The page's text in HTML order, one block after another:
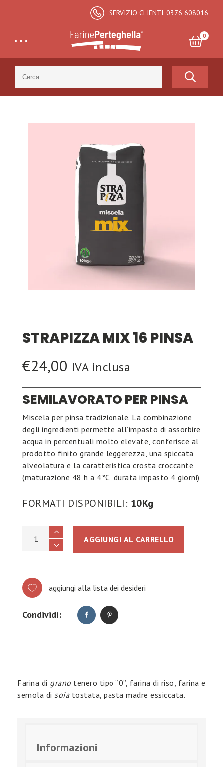
SERVIZIO CLIENTI: 0376 608016
0
Totale: €0,00
CARRELLO E CHECKOUT
Search
for:
STRAPIZZA MIX 16 PINSA
€24,00 IVA inclusa
SEMILAVORATO PER PINSA
Miscela per pinsa tradizionale. La combinazione
degli ingredienti permette all’impasto di assorbire
acqua in percentuali molto elevate, conferisce al
prodotto finito grande leggerezza, una spiccata
alveolatura e la caratteristica crosta croccante
(maturazione 48 h a 4°C, durata impasto 4 giorni)
FORMATI DISPONIBILI: 10Kg
STRAPIZZA MIX 16 PINSA quantity
AGGIUNGI AL CARRELLO
aggiungi alla lista dei desideri
Condividi:
Farina di grano tenero tipo “0”, farina di riso, farina e
semola di soiatostata, pasta madre essiccata.
Informazioni